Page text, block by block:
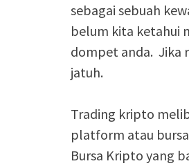
sebagai sebuah
belum kita ketahui
dompet anda. Jika
jatuh.
Trading kripto
platform atau
Bursa Kripto yang